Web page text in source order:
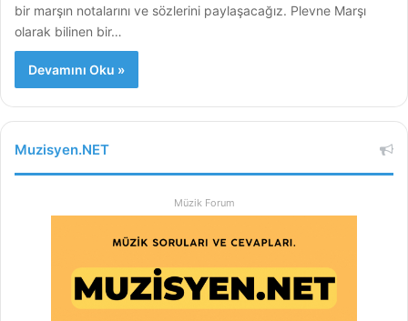
bir marşın notalarını ve sözlerini paylaşacağız. Plevne Marşı
olarak bilinen bir…
Devamını Oku »
Muzisyen.NET
Müzik Forum